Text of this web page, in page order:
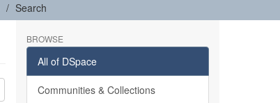
Search
BROWSE
All of DSpace
Communities & Collections